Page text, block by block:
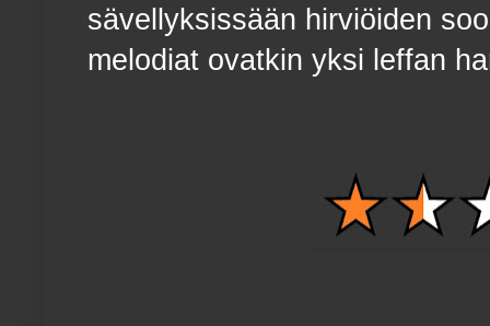
sävellyksissään hirviöiden
melodiat ovatkin yksi leffan